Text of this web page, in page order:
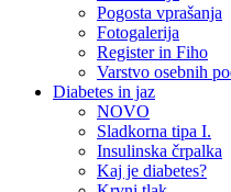
Pogosta vprašanja
Fotogalerija
Register in Fiho
Varstvo osebnih
Diabetes in jaz
NOVO
Sladkorna tipa I.
Insulinska črpalka
Kaj je diabetes?